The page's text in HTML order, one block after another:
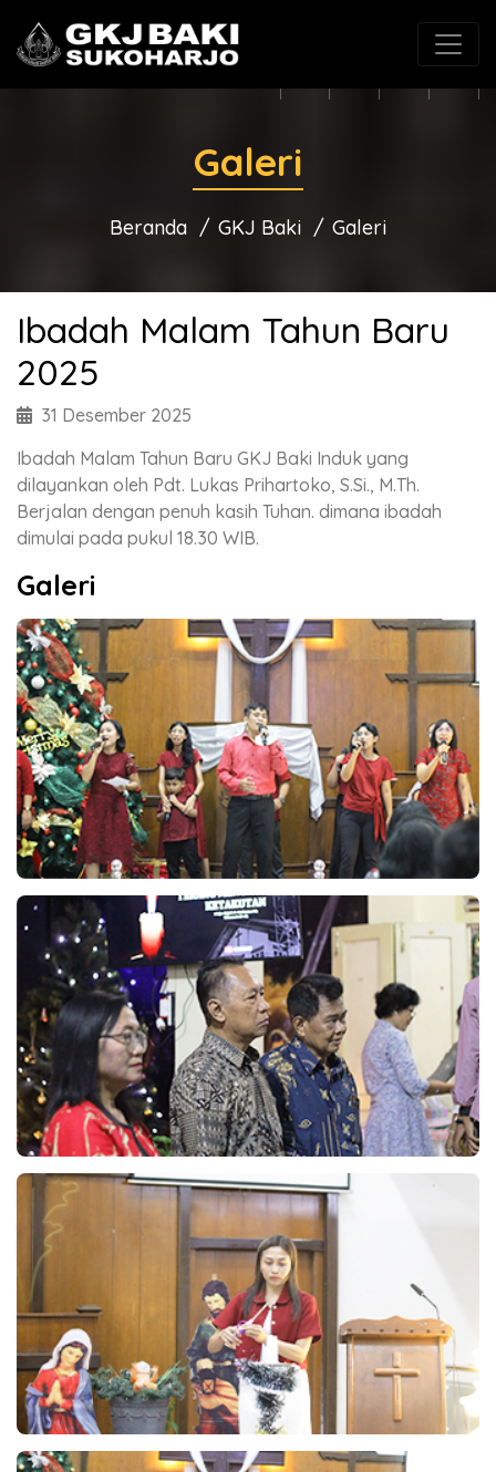
(0271) 625546 gkjbaki@gmail.com
Galeri
Beranda GKJ Baki Galeri
Ibadah Malam Tahun Baru
2025
31 Desember 2025
Ibadah Malam Tahun Baru GKJ Baki Induk yang
dilayankan oleh Pdt. Lukas Prihartoko, S.Si., M.Th.
Berjalan dengan penuh kasih Tuhan. dimana ibadah
dimulai pada pukul 18.30 WIB.
Galeri